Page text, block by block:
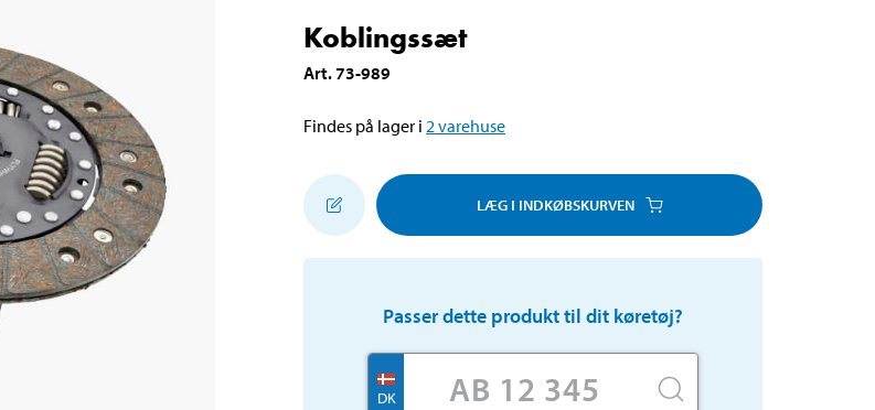
Koblingssæt
Art.73-989
Findes på lager i 2varehuse
LÆG I INDKØBSKURVEN
Passer dette produkt til dit køretøj?
DK